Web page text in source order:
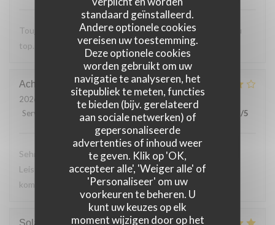
standaard geïnstalleerd.
Andere optionele cookies
vereisen uw toestemming.
Deze optionele cookies
worden gebruikt om uw
navigatie te analyseren, het
sitepubliek te meten, functies
te bieden (bijv. gerelateerd
aan sociale netwerken) of
gepersonaliseerde
advertenties of inhoud weer
te geven. Klik op 'OK,
accepteer alle', 'Weiger alle' of
'Personaliseer' om uw
voorkeuren te beheren. U
kunt uw keuzes op elk
moment wijzigen door op het
Toujours Aussi bon avec les produits locaux, l'accueil et au
top. Lo
Achim
2026-07-24
- 19:30 - Gasten 2
Service
4 /5 Keuken 4/5 Kwaliteit / Prijs /5
Sehr leckeres 3 Gang Menü mit guten Preis
Leistungsverhältnis. Nettes freundliches Personal Wir
kommen gerne wieder
Solange